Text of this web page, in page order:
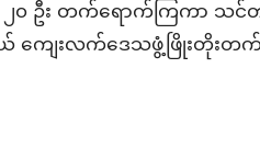
၀ ဦး တက်ရောက်ကြကာ သင်
ကျေးလက်ဒေသဖွံ့ဖြိုးတိုးတက်ရ